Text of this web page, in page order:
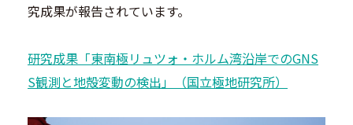
究成果が報告されています。
研究成果「東南極リュツォ・ホルム湾沿岸でのGNS
S観測と地殻変動の検出」（国立極地研究所）